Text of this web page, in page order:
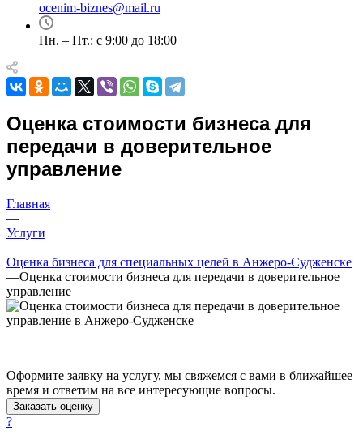
ocenim-biznes@mail.ru
Пн. – Пт.: с 9:00 до 18:00
Оценка стоимости бизнеса для
передачи в доверительное
управление
Главная
—
Услуги
—
Оценка бизнеса для специальных целей в Анжеро-Судженске
—Оценка стоимости бизнеса для передачи в доверительное
управление
Оформите заявку на услугу, мы свяжемся с вами в ближайшее
время и ответим на все интересующие вопросы.
Заказать оценку
?
Анжеро-Судженск
Апатиты
Апрелевка
Арамиль
Арзамас
Асбест
Асино
Астрахань
Ахтубинск
Ачинск
Баймак
Балабаново
Балаково
Балашиха
Балашов
Барабинск
Бахчисарай
Белая Калитва
Белгород